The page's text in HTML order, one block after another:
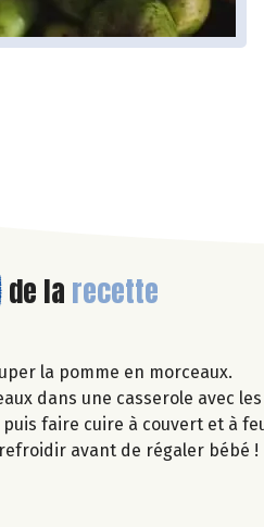
de la recette
la pomme en morceaux.
dans une casserole avec
faire cuire à couvert et à
avant de régaler bébé !